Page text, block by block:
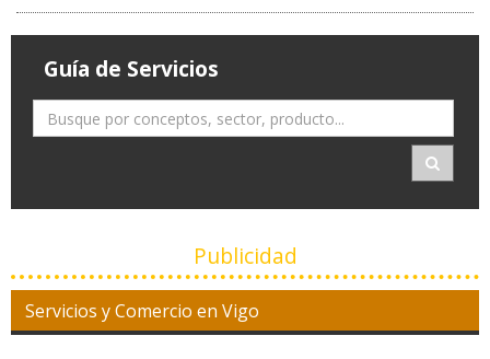
Guía de Servicios
Publicidad
Servicios y Comercio en Vigo